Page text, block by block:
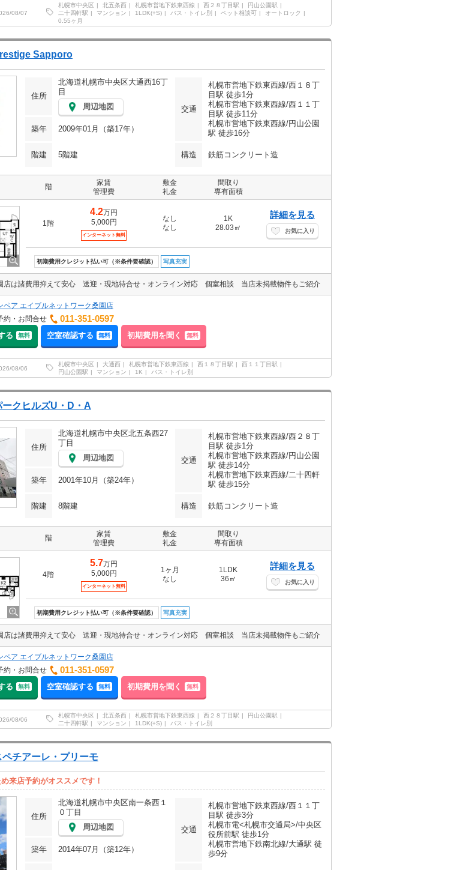
08/07
札幌市中央区 北五条西 札幌市営地下鉄東西線 西２８丁目駅
円山公園駅
二十四軒駅
マンション 1LDK(+S) バス・トイレ別 ペット相談可
オートロック
0.55ヶ月
Sapporo
住所
北海道札幌市中央区大通西16丁
目
周辺地図
交通
札幌市営地下鉄東西線/西１８丁
目駅 徒歩1分
札幌市営地下鉄東西線/西１１丁
目駅 徒歩11分
札幌市営地下鉄東西線/円山公園
駅 徒歩16分
築年 2009年01月（築17年）
階建 5階建 構造 鉄筋コンクリート造
階
家賃
管理費
敷金
礼金
間取り
専有面積
1階
4.2万円
5,000円
インターネット無料
なし
なし
1K
28.03㎡
詳細を見る
お気に入り
初期費用クレジット払い可（※条件要確認） 写真充実
店は諸費用抑えて安心 送迎・現地待合せ・オンライン対応 個室相談 当店未掲載物件もご紹介
ペア エイブルネットワーク桑園店
約・お問合せ
011-351-0597
る 無料 空室確認する 無料 初期費用を聞く 無料
08/06
札幌市中央区 大通西 札幌市営地下鉄東西線 西１８丁目駅
西１１丁目駅
円山公園駅
マンション 1K バス・トイレ別
ークヒルズU・D・A
住所
北海道札幌市中央区北五条西27
丁目
周辺地図
交通
札幌市営地下鉄東西線/西２８丁
目駅 徒歩1分
札幌市営地下鉄東西線/円山公園
駅 徒歩14分
札幌市営地下鉄東西線/二十四軒
駅 徒歩15分
築年 2001年10月（築24年）
階建 8階建 構造 鉄筋コンクリート造
階
家賃
管理費
敷金
礼金
間取り
専有面積
4階
5.7万円
5,000円
インターネット無料
1ヶ月
なし
1LDK
36㎡
詳細を見る
お気に入り
初期費用クレジット払い可（※条件要確認） 写真充実
店は諸費用抑えて安心 送迎・現地待合せ・オンライン対応 個室相談 当店未掲載物件もご紹介
ペア エイブルネットワーク桑園店
約・お問合せ
011-351-0597
る 無料 空室確認する 無料 初期費用を聞く 無料
08/06
札幌市中央区 北五条西 札幌市営地下鉄東西線 西２８丁目駅
円山公園駅
二十四軒駅
マンション 1LDK(+S) バス・トイレ別
ペチアーレ・プリーモ
来店予約がオススメです！
住所
北海道札幌市中央区南一条西１
０丁目
周辺地図
交通
札幌市営地下鉄東西線/西１１丁
目駅 徒歩3分
札幌市電<札幌市交通局>/中央区
役所前駅 徒歩1分
札幌市営地下鉄南北線/大通駅 徒
歩9分
築年 2014年07月（築12年）